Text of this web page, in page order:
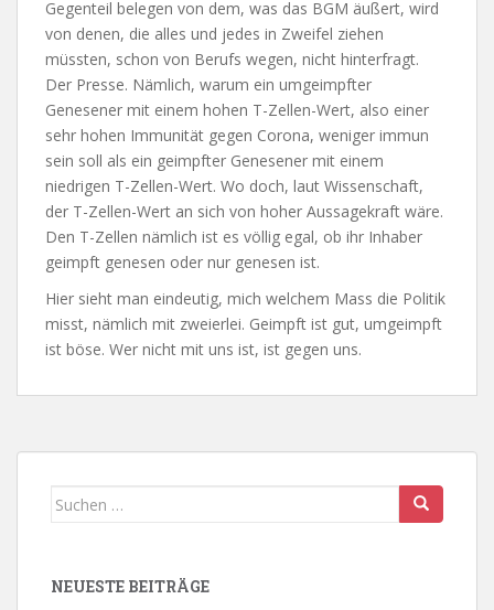
Gegenteil belegen von dem, was das BGM äußert, wird
von denen, die alles und jedes in Zweifel ziehen
müssten, schon von Berufs wegen, nicht hinterfragt.
Der Presse. Nämlich, warum ein umgeimpfter
Genesener mit einem hohen T-Zellen-Wert, also einer
sehr hohen Immunität gegen Corona, weniger immun
sein soll als ein geimpfter Genesener mit einem
niedrigen T-Zellen-Wert. Wo doch, laut Wissenschaft,
der T-Zellen-Wert an sich von hoher Aussagekraft wäre.
Den T-Zellen nämlich ist es völlig egal, ob ihr Inhaber
geimpft genesen oder nur genesen ist.
Hier sieht man eindeutig, mich welchem Mass die Politik
misst, nämlich mit zweierlei. Geimpft ist gut, umgeimpft
ist böse. Wer nicht mit uns ist, ist gegen uns.
Suchen
NEUESTE BEITRÄGE